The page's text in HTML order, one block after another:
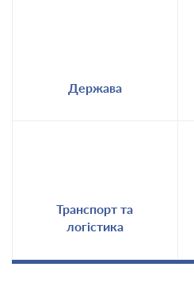
Держава
Транспорт та
логістика